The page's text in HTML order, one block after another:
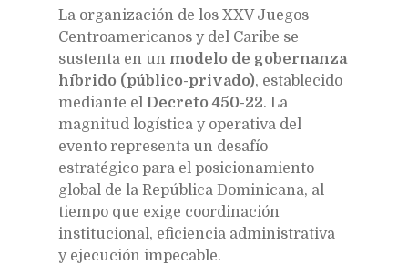
La organización de los XXV Juegos
Centroamericanos y del Caribe se
sustenta en un modelo de gobernanza
híbrido (público-privado), establecido
mediante el Decreto 450-22. La
magnitud logística y operativa del
evento representa un desafío
estratégico para el posicionamiento
global de la República Dominicana, al
tiempo que exige coordinación
institucional, eficiencia administrativa
y ejecución impecable.